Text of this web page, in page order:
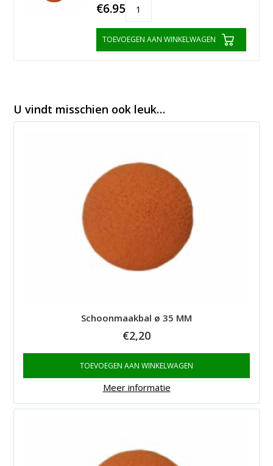
€6.95
TOEVOEGEN AAN WINKELWAGEN
U vindt misschien ook leuk…
Schoonmaakbal ø 35 MM
€2,20
TOEVOEGEN AAN WINKELWAGEN
Meer informatie